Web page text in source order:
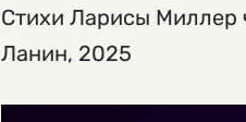
Стихи Ларисы Миллер
Ланин, 2025